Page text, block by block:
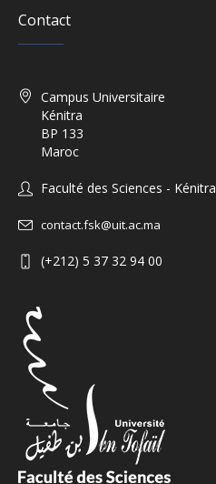
Contact
Campus Universitaire
Kénitra
BP 133
Maroc
Faculté des Sciences - Kénitra
contact.fsk@uit.ac.ma
(+212) 5 37 32 94 00